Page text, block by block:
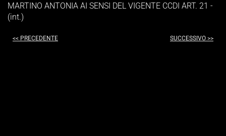
MARTINO ANTONIA AI SENSI DEL VIGENTE CCDI ART. 21 -
(int.)
<< PRECEDENTE SUCCESSIVO >>